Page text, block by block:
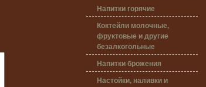
Напитки горячие
Коктейли молочные,
фруктовые и другие
безалкогольные
Напитки брожения
Настойки, наливки и